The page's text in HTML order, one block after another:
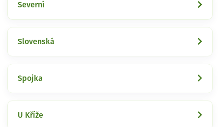
Severní
Slovenská
Spojka
U Kříže